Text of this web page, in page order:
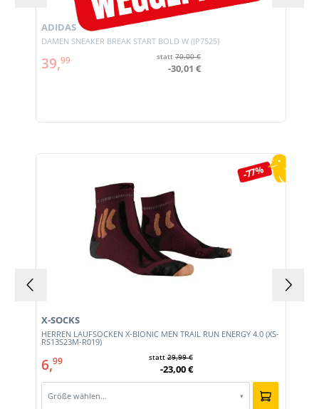
DAMEN SNEAKER BREAK START BOLD W (JP7525)
ADIDAS
39,99 statt70,00 €
-30,01 €
-77%
HERREN LAUFSOCKEN X-BIONIC MEN TRAIL RUN ENERGY 4.0 (XS-
RS13S23M-R019)
X-SOCKS
6,99 statt29,99 €
-23,00 €
Größe wählen… ▾